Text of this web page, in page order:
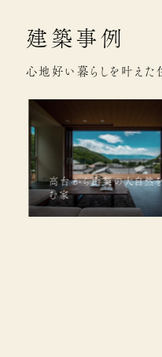
建築事例
心地好い暮らしを叶えた
高台から山梨の大自然
む家